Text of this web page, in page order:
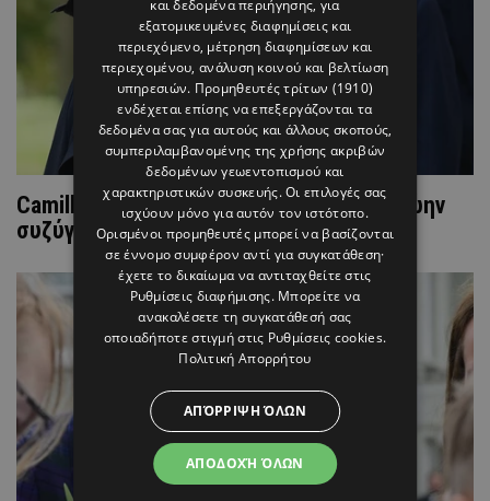
Camilla: Η αναπάντεχη εμφάνιση του πρώην
συζύγου της
και δεδομένα περιήγησης, για
εξατομικευμένες διαφημίσεις και
περιεχόμενο, μέτρηση διαφημίσεων και
περιεχομένου, ανάλυση κοινού και βελτίωση
υπηρεσιών. Προμηθευτές τρίτων (1910)
ενδέχεται επίσης να επεξεργάζονται τα
δεδομένα σας για αυτούς και άλλους σκοπούς,
συμπεριλαμβανομένης της χρήσης ακριβών
δεδομένων γεωεντοπισμού και
χαρακτηριστικών συσκευής. Οι επιλογές σας
ισχύουν μόνο για αυτόν τον ιστότοπο.
Ορισμένοι προμηθευτές μπορεί να βασίζονται
σε έννομο συμφέρον αντί για συγκατάθεση·
έχετε το δικαίωμα να αντιταχθείτε στις
Ρυθμίσεις διαφήμισης. Μπορείτε να
ανακαλέσετε τη συγκατάθεσή σας
οποιαδήποτε στιγμή στις Ρυθμίσεις cookies.
Πολιτική Απορρήτου
ΑΠΟΔΟΧΉ ΌΛΩΝ
ΑΠΌΡΡΙΨΗ ΌΛΩΝ